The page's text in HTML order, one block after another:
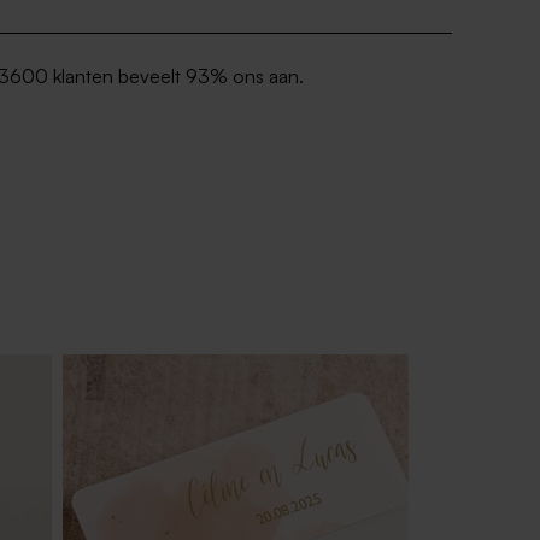
klanten beveelt 93% ons aan.